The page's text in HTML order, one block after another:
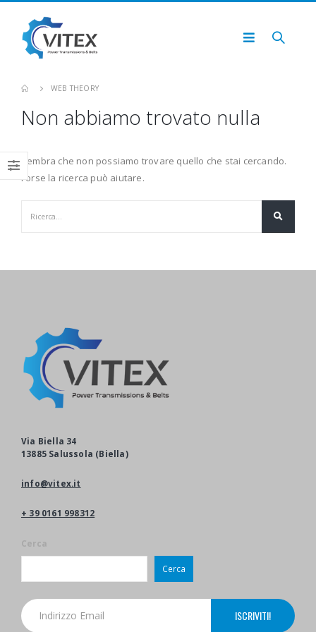
WEB THEORY
Non abbiamo trovato nulla
Sembra che non possiamo trovare quello che stai cercando.
Forse la ricerca può aiutare.
Via Biella 34
13885 Salussola (Biella)
info@vitex.it
+ 39 0161 998312
Cerca
Cerca